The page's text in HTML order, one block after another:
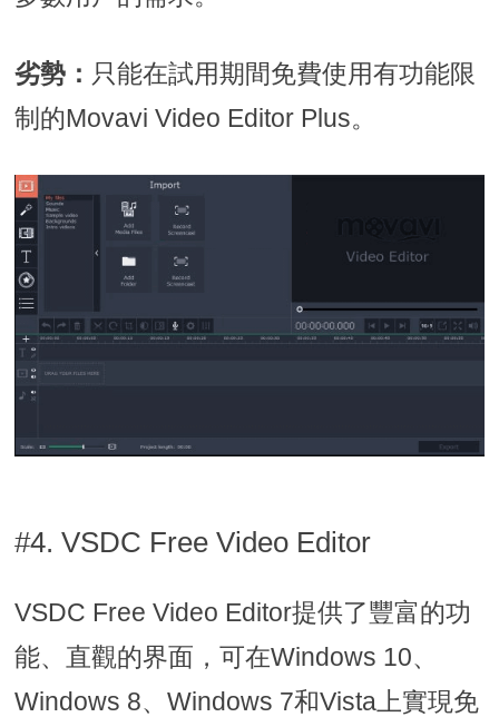
劣勢： 只能在試用期間免費使用有功能限
制的Movavi Video Editor Plus。
#4. VSDC Free Video Editor
VSDC Free Video Editor提供了豐富的功
能、直觀的界面，可在Windows 10、
Windows 8、Windows 7和Vista上實現免